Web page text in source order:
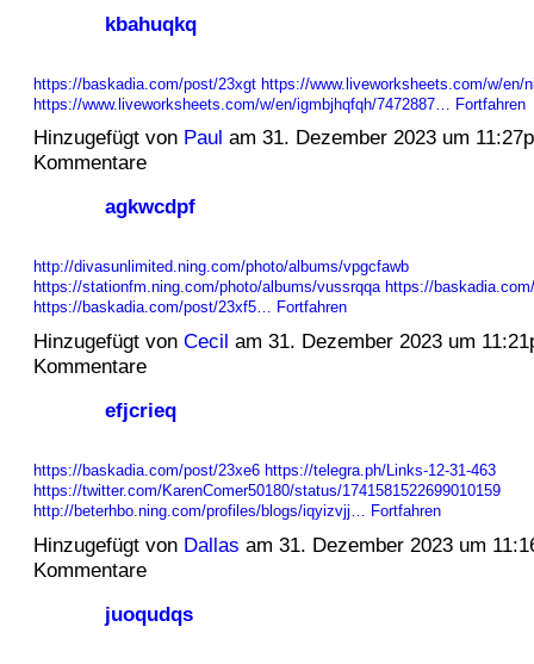
kbahuqkq
https://baskadia.com/post/23xgt https://www.liveworksheets.com/w/en/
https://www.liveworksheets.com/w/en/igmbjhqfqh/7472887…
Fortfahren
Hinzugefügt von Paul am 31. Dezember 2023 um
Kommentare
agkwcdpf
http://divasunlimited.ning.com/photo/albums/vpgcfawb
https://stationfm.ning.com/photo/albums/vussrqqa https://
https://baskadia.com/post/23xf5… Fortfahren
Hinzugefügt von Cecil am 31. Dezember 2023 um
Kommentare
efjcrieq
https://baskadia.com/post/23xe6 https://telegra.ph/Links-12-31-463
https://twitter.com/KarenComer50180/status/1741581522699010159
http://beterhbo.ning.com/profiles/blogs/iqyizvjj… Fortfahren
Hinzugefügt von Dallas am 31. Dezember 2023 um
Kommentare
juoqudqs